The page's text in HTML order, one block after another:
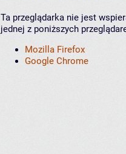
Ta przeglądarka nie jest
jednej z poniższych
Mozilla Firefox
Google Chrome